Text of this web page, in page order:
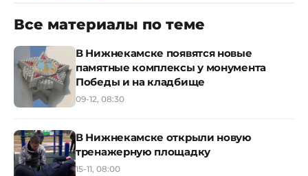
Все материалы по теме
В Нижнекамске появятся новые
памятные комплексы у монумента
Победы и на кладбище
09-12, 08:30
В Нижнекамске открыли новую
тренажерную площадку
15-11, 08:00